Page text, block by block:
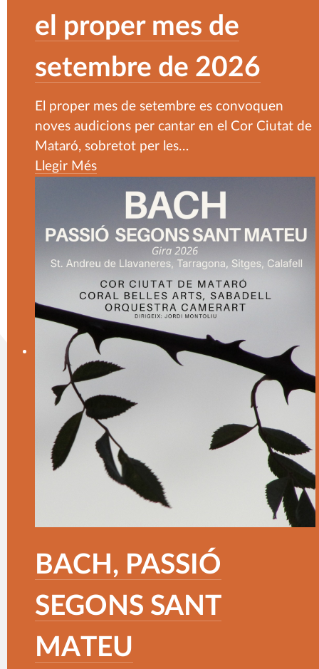
el proper mes de
setembre de 2026
El proper mes de setembre es convoquen
noves audicions per cantar en el Cor Ciutat de
Mataró, sobretot per les…
Llegir Més
BACH, PASSIÓ
SEGONS SANT
MATEU